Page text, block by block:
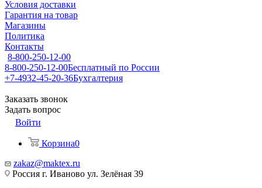
Условия доставки
Гарантия на товар
Магазины
Политика
Контакты
8-800-250-12-00
8-800-250-12-00Бесплатный по России
+7-4932-45-20-36Бухгалтерия
Заказать звонок
Задать вопрос
Войти
Корзина0
zakaz@maktex.ru
Россия г. Иваново ул. Зелёная 39